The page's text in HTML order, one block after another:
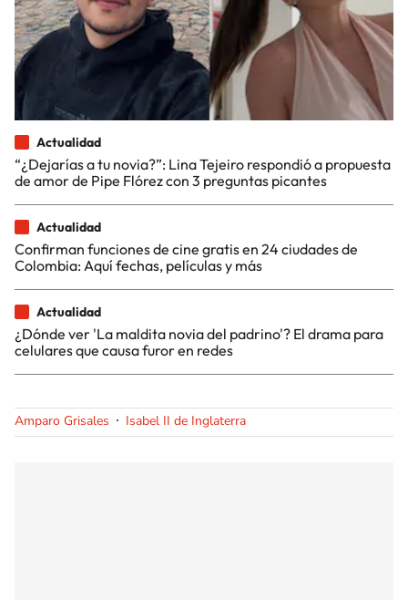
Actualidad
“¿Dejarías a tu novia?”: Lina Tejeiro respondió a propuesta
de amor de Pipe Flórez con 3 preguntas picantes
Actualidad
Confirman funciones de cine gratis en 24 ciudades de
Colombia: Aquí fechas, películas y más
Actualidad
¿Dónde ver 'La maldita novia del padrino'? El drama para
celulares que causa furor en redes
Amparo Grisales Isabel II de Inglaterra